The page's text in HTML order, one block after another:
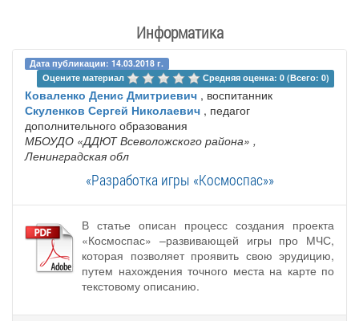
Информатика
Дата публикации: 14.03.2018 г.
Оцените материал
Средняя оценка: 0 (Всего: 0)
Коваленко Денис Дмитриевич , воспитанник
Скуленков Сергей Николаевич , педагог
дополнительного образования
МБОУДО «ДДЮТ Всеволожского района» ,
Ленинградская обл
«Разработка игры «Космоспас»»
В статье описан процесс создания проекта
«Космоспас» –развивающей игры про МЧС,
которая позволяет проявить свою эрудицию,
путем нахождения точного места на карте по
текстовому описанию.